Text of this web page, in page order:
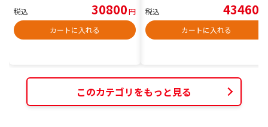
税込 30800円
カートに入れる
税込 43460
カートに入れる
このカテゴリをもっと見る